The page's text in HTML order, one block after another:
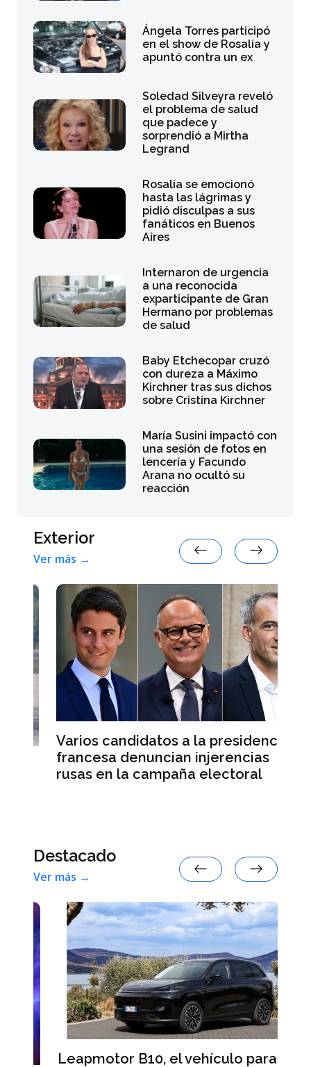
Ángela Torres participó
en el show de Rosalía y
apuntó contra un ex
Soledad Silveyra reveló
el problema de salud
que padece y
sorprendió a Mirtha
Legrand
Rosalía se emocionó
hasta las lágrimas y
pidió disculpas a sus
fanáticos en Buenos
Aires
Internaron de urgencia
a una reconocida
exparticipante de Gran
Hermano por problemas
de salud
Baby Etchecopar cruzó
con dureza a Máximo
Kirchner tras sus dichos
sobre Cristina Kirchner
María Susini impactó con
una sesión de fotos en
lencería y Facundo
Arana no ocultó su
reacción
Exterior
Ver más →
Varios candidatos a la presidencia
francesa denuncian injerencias
rusas en la campaña electoral
Destacado
Ver más →
Leapmotor B10, el vehículo para